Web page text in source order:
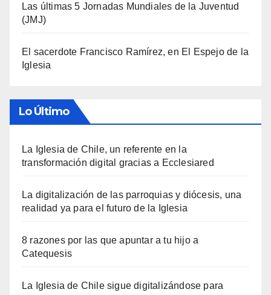
Las últimas 5 Jornadas Mundiales de la Juventud
(JMJ)
El sacerdote Francisco Ramírez, en El Espejo de la
Iglesia
Lo Último
La Iglesia de Chile, un referente en la
transformación digital gracias a Ecclesiared
La digitalización de las parroquias y diócesis, una
realidad ya para el futuro de la Iglesia
8 razones por las que apuntar a tu hijo a
Catequesis
La Iglesia de Chile sigue digitalizándose para